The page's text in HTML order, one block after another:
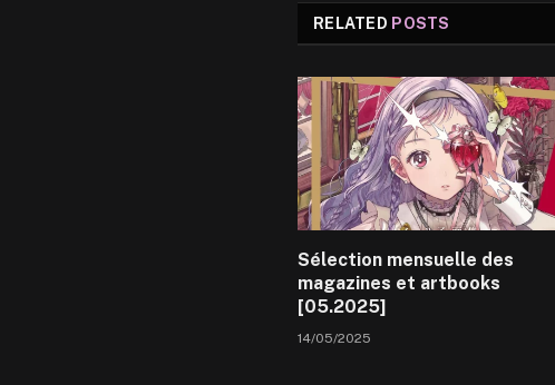
RELATED POSTS
Sélection mensuelle des
magazines et artbooks
[05.2025]
14/05/2025